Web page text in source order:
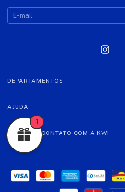
DEPARTAMENTOS
AJUDA
ENTRE EM CONTATO COM A KWI
1